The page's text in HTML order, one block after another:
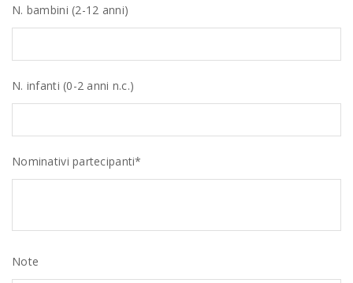
N. bambini (2-12 anni)
N. infanti (0-2 anni n.c.)
Nominativi partecipanti*
Note